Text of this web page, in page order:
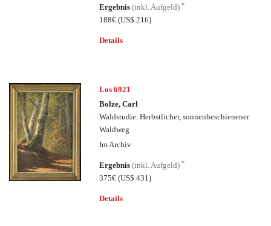
Ergebnis(inkl. Aufgeld)*
188€(US$ 216)
Details
Los 6921
Bolze, Carl
Waldstudie. Herbstlicher, sonnenbeschienener
Waldweg
Im Archiv
Ergebnis(inkl. Aufgeld)*
375€(US$ 431)
Details